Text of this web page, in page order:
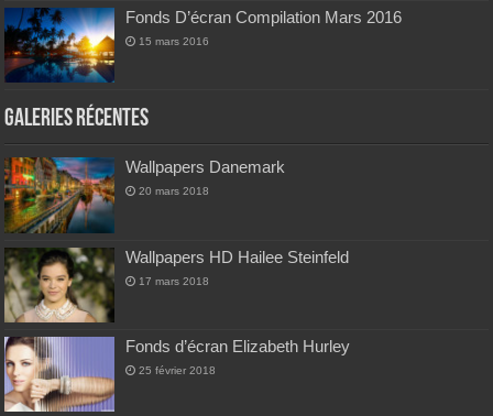
Fonds D’écran Compilation Mars 2016
15 mars 2016
Galeries Récentes
Wallpapers Danemark
20 mars 2018
Wallpapers HD Hailee Steinfeld
17 mars 2018
Fonds d’écran Elizabeth Hurley
25 février 2018